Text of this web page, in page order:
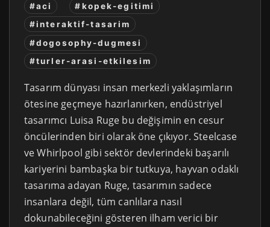
#aci
#kopek-egitimi
#interaktif-tasarim
#dogosophy-dugmesi
#turler-arasi-etkilesim
Tasarım dünyası insan merkezli yaklaşımların
ötesine geçmeye hazırlanırken, endüstriyel
tasarımcı Luisa Ruge bu değişimin en cesur
öncülerinden biri olarak öne çıkıyor. Steelcase
ve Whirlpool gibi sektör devlerindeki başarılı
kariyerini bambaşka bir tutkuya, hayvan odaklı
tasarıma adayan Ruge, tasarımın sadece
insanlara değil, tüm canlılara nasıl
dokunabileceğini gösteren ilham verici bir